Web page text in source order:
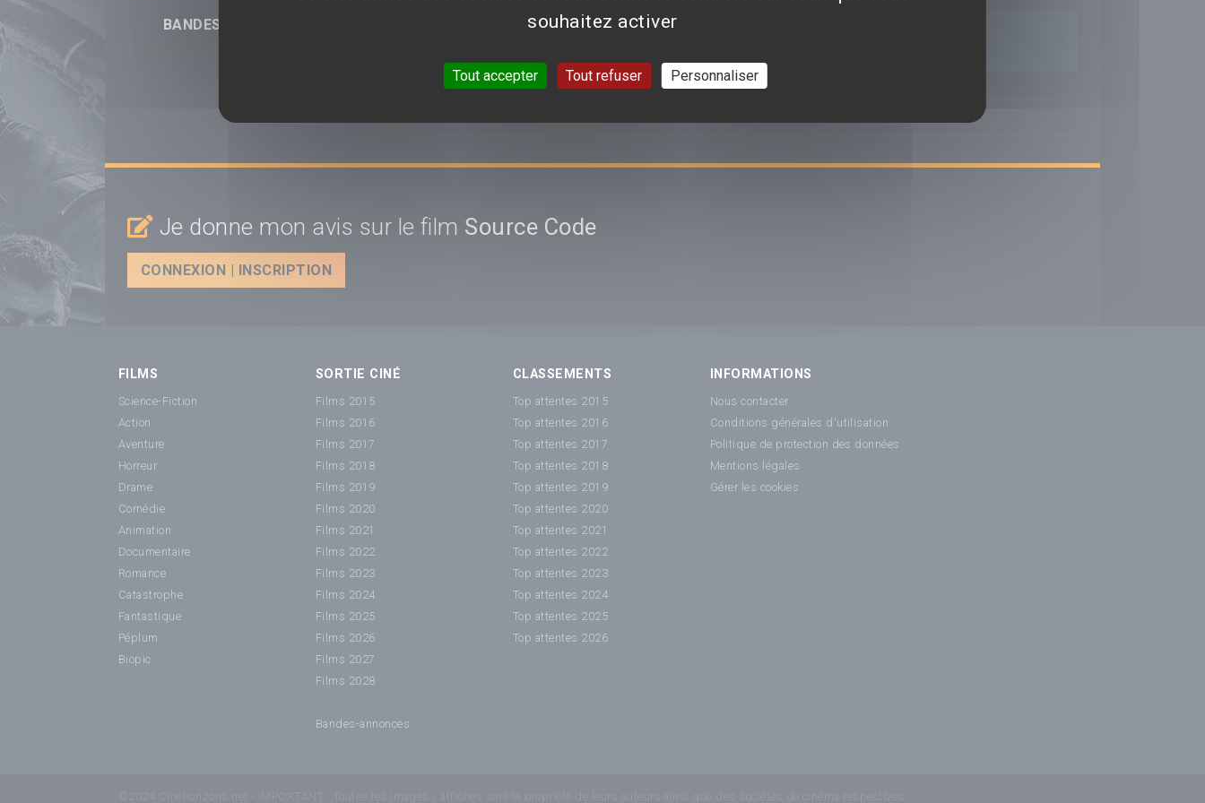
BANDES-ANNONCES
Je donne mon avis sur le film Source Code
CONNEXION | INSCRIPTION
FILMS
Science-Fiction
Action
Aventure
Horreur
Drame
Comédie
Animation
Documentaire
Romance
Catastrophe
Fantastique
Péplum
Biopic
SORTIE CINÉ
Films 2015
Films 2016
Films 2017
Films 2018
Films 2019
Films 2020
Films 2021
Films 2022
Films 2023
Films 2024
Films 2025
Films 2026
Films 2027
Films 2028
Bandes-annonces
CLASSEMENTS
Top attentes 2015
Top attentes 2016
Top attentes 2017
Top attentes 2018
Top attentes 2019
Top attentes 2020
Top attentes 2021
Top attentes 2022
Top attentes 2023
Top attentes 2024
Top attentes 2025
Top attentes 2026
INFORMATIONS
Nous contacter
Conditions générales d'utilisation
Politique de protection des données
Mentions légales
Gérer les cookies
souhaitez activer
Tout accepter Tout refuser Personnaliser